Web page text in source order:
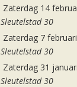
Zaterdag 14
Sleutelstad 30
Zaterdag 7
Sleutelstad 30
Zaterdag 31
Sleutelstad 30